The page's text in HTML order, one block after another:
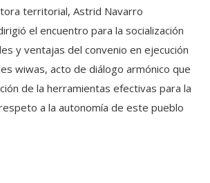
territorial, Astrid Navarro
el encuentro para la socialización
y ventajas del convenio en ejecución
wiwas, acto de diálogo armónico que
de la herramientas efectivas para la
a la autonomía de este pueblo